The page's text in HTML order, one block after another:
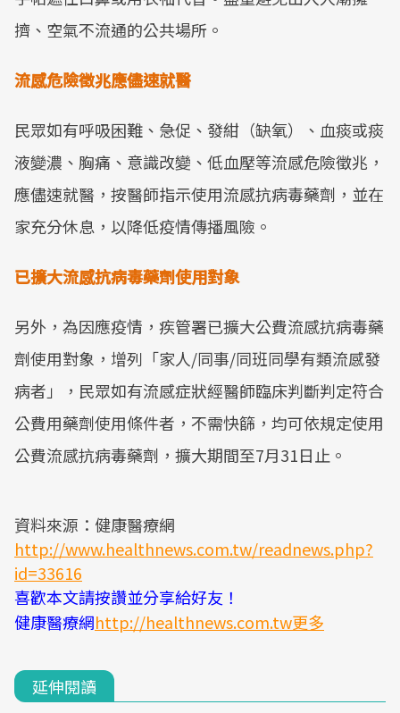
擠、空氣不流通的公共場所。
流感危險徵兆應儘速就醫
民眾如有呼吸困難、急促、發紺（缺氧）、血痰或痰
液變濃、胸痛、意識改變、低血壓等流感危險徵兆，
應儘速就醫，按醫師指示使用流感抗病毒藥劑，並在
家充分休息，以降低疫情傳播風險。
已擴大流感抗病毒藥劑使用對象
另外，為因應疫情，疾管署已擴大公費流感抗病毒藥
劑使用對象，增列「家人/同事/同班同學有類流感發
病者」，民眾如有流感症狀經醫師臨床判斷判定符合
公費用藥劑使用條件者，不需快篩，均可依規定使用
公費流感抗病毒藥劑，擴大期間至7月31日止。
資料來源：健康醫療網
http://www.healthnews.com.tw/readnews.php?
id=33616
喜歡本文請按讚並分享給好友！
健康醫療網http://healthnews.com.tw更多
延伸閱讀